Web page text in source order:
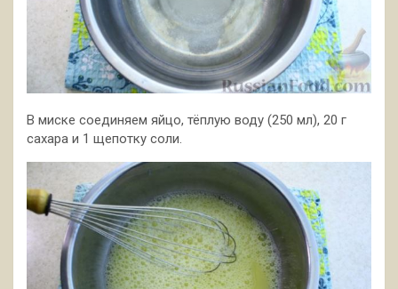
В миске соединяем яйцо, тёплую воду (250 мл), 20 г
сахара и 1 щепотку соли.